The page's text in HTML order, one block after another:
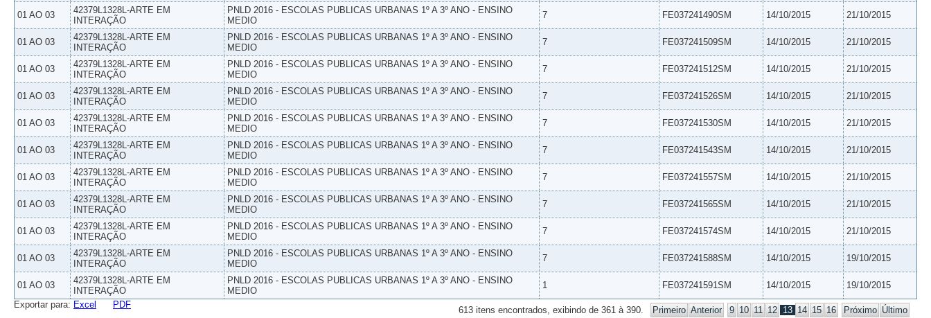
01 AO 03
42379L1328L-ARTE EM
INTERAÇÃO
PNLD 2016 - ESCOLAS PUBLICAS URBANAS 1º A 3º ANO - ENSINO
MEDIO
7 FE037241490SM 14/10/2015 21/10/2015
01 AO 03
42379L1328L-ARTE EM
INTERAÇÃO
PNLD 2016 - ESCOLAS PUBLICAS URBANAS 1º A 3º ANO - ENSINO
MEDIO
7 FE037241509SM 14/10/2015 21/10/2015
01 AO 03
42379L1328L-ARTE EM
INTERAÇÃO
PNLD 2016 - ESCOLAS PUBLICAS URBANAS 1º A 3º ANO - ENSINO
MEDIO
7 FE037241512SM 14/10/2015 21/10/2015
01 AO 03
42379L1328L-ARTE EM
INTERAÇÃO
PNLD 2016 - ESCOLAS PUBLICAS URBANAS 1º A 3º ANO - ENSINO
MEDIO
7 FE037241526SM 14/10/2015 21/10/2015
01 AO 03
42379L1328L-ARTE EM
INTERAÇÃO
PNLD 2016 - ESCOLAS PUBLICAS URBANAS 1º A 3º ANO - ENSINO
MEDIO
7 FE037241530SM 14/10/2015 21/10/2015
01 AO 03
42379L1328L-ARTE EM
INTERAÇÃO
PNLD 2016 - ESCOLAS PUBLICAS URBANAS 1º A 3º ANO - ENSINO
MEDIO
7 FE037241543SM 14/10/2015 21/10/2015
01 AO 03
42379L1328L-ARTE EM
INTERAÇÃO
PNLD 2016 - ESCOLAS PUBLICAS URBANAS 1º A 3º ANO - ENSINO
MEDIO
7 FE037241557SM 14/10/2015 21/10/2015
01 AO 03
42379L1328L-ARTE EM
INTERAÇÃO
PNLD 2016 - ESCOLAS PUBLICAS URBANAS 1º A 3º ANO - ENSINO
MEDIO
7 FE037241565SM 14/10/2015 21/10/2015
01 AO 03
42379L1328L-ARTE EM
INTERAÇÃO
PNLD 2016 - ESCOLAS PUBLICAS URBANAS 1º A 3º ANO - ENSINO
MEDIO
7 FE037241574SM 14/10/2015 21/10/2015
01 AO 03
42379L1328L-ARTE EM
INTERAÇÃO
PNLD 2016 - ESCOLAS PUBLICAS URBANAS 1º A 3º ANO - ENSINO
MEDIO
7 FE037241588SM 14/10/2015 19/10/2015
01 AO 03
42379L1328L-ARTE EM
INTERAÇÃO
PNLD 2016 - ESCOLAS PUBLICAS URBANAS 1º A 3º ANO - ENSINO
MEDIO
1 FE037241591SM 14/10/2015 19/10/2015
613 itens encontrados, exibindo de 361 à 390. Primeiro Anterior 9 10 11 12 13 14 15 16 Próximo Último
Exportar para: Excel PDF